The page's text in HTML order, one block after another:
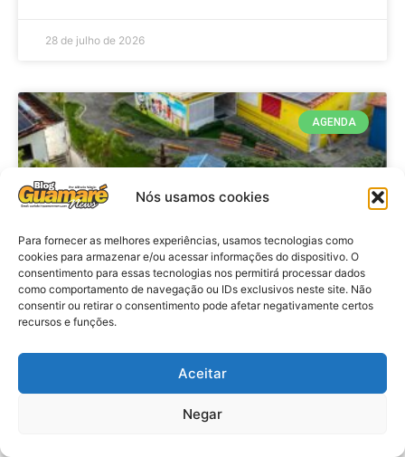
Nós usamos cookies
Para fornecer as melhores experiências, usamos tecnologias como
cookies para armazenar e/ou acessar informações do dispositivo. O
consentimento para essas tecnologias nos permitirá processar dados
como comportamento de navegação ou IDs exclusivos neste site. Não
consentir ou retirar o consentimento pode afetar negativamente certos
recursos e funções.
Aceitar
Negar
28 de julho de 2026
AGENDA
Agenda: 10ª Mostra Pedagógica
da Casa Durval Paiva acontecerá
nesta quarta-feira (29)